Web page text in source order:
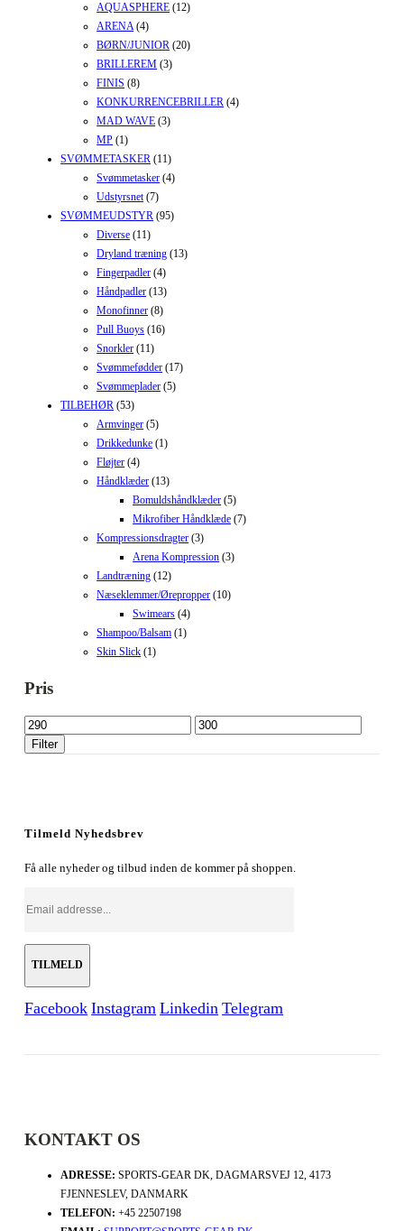
AQUASPHERE (12)
ARENA (4)
BØRN/JUNIOR (20)
BRILLEREM (3)
FINIS (8)
KONKURRENCEBRILLER (4)
MAD WAVE (3)
MP (1)
SVØMMETASKER (11)
Svømmetasker (4)
Udstyrsnet (7)
SVØMMEUDSTYR (95)
Diverse (11)
Dryland træning (13)
Fingerpadler (4)
Håndpadler (13)
Monofinner (8)
Pull Buoys (16)
Snorkler (11)
Svømmefødder (17)
Svømmeplader (5)
TILBEHØR (53)
Armvinger (5)
Drikkedunke (1)
Fløjter (4)
Håndklæder (13)
Bomuldshåndklæder (5)
Mikrofiber Håndklæde (7)
Kompressionsdragter (3)
Arena Kompression (3)
Landtræning (12)
Næseklemmer/Ørepropper (10)
Swimears (4)
Shampoo/Balsam (1)
Skin Slick (1)
Pris
Mindste
pris
Højeste
pris
Filter
Tilmeld Nyhedsbrev
Få alle nyheder og tilbud inden de kommer på shoppen.
Facebook Instagram Linkedin Telegram
KONTAKT OS
ADRESSE: SPORTS-GEAR DK, DAGMARSVEJ 12, 4173
FJENNESLEV, DANMARK
TELEFON: +45 22507198